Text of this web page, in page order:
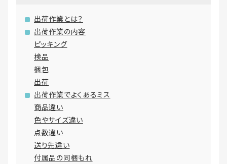
出荷作業とは？
出荷作業の内容
ピッキング
検品
梱包
出荷
出荷作業でよくあるミス
商品違い
色やサイズ違い
点数違い
送り先違い
付属品の同梱もれ